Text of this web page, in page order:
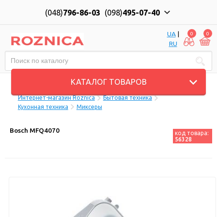
(048)796-86-03 (098)495-07-40
UA|
RU
0 0
КАТАЛОГ ТОВАРОВ
Интернет-магазин Roznica
Бытовая техника
Кухонная техника
Миксеры
Bosch MFQ4070
код товара:
56328